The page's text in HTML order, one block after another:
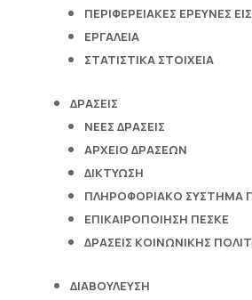
ΠΕΡΙΦΕΡΕΙΑΚΕΣ ΕΡΕΥΝΕΣ
ΕΡΓΑΛΕΙΑ
ΣΤΑΤΙΣΤΙΚΑ ΣΤΟΙΧΕΙΑ
ΔΡΑΣΕΙΣ
ΝΕΕΣ ΔΡΑΣΕΙΣ
ΑΡΧΕΙΟ ΔΡΑΣΕΩΝ
ΔΙΚΤΥΩΣΗ
ΠΛΗΡΟΦΟΡΙΑΚΟ ΣΥΣΤΗΜΑ
ΕΠΙΚΑΙΡΟΠΟΙΗΣΗ ΠΕΣΚΕ
ΔΡΑΣΕΙΣ ΚΟΙΝΩΝΙΚΗΣ
ΔΙΑΒΟΥΛΕΥΣΗ